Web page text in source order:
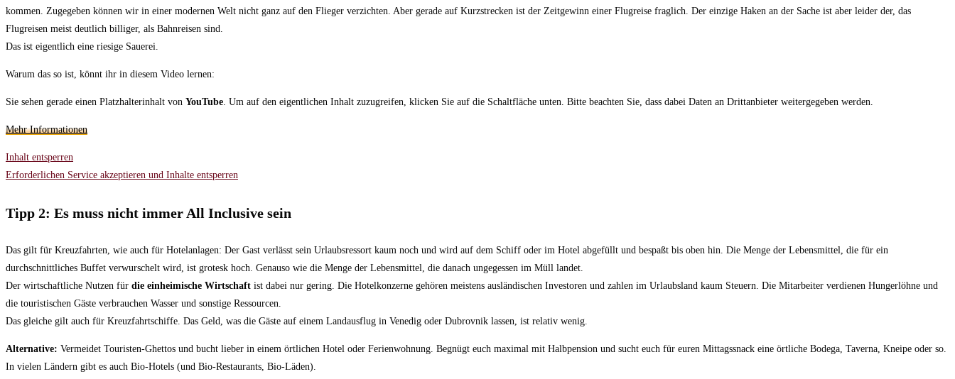
kommen. Zugegeben können wir in einer modernen Welt nicht ganz auf den Flieger verzichten. Aber gerade auf Kurzstrecken ist der Zeitgewinn einer Flugreise fraglich. Der einzige Haken an der Sache ist aber leider der, das
Flugreisen meist deutlich billiger, als Bahnreisen sind.
Das ist eigentlich eine riesige Sauerei.
Warum das so ist, könnt ihr in diesem Video lernen:
Sie sehen gerade einen Platzhalterinhalt von YouTube. Um auf den eigentlichen Inhalt zuzugreifen, klicken Sie auf die Schaltfläche unten. Bitte beachten Sie, dass dabei Daten an Drittanbieter weitergegeben werden.
Mehr Informationen
Inhalt entsperren
Erforderlichen Service akzeptieren und Inhalte entsperren
Tipp 2: Es muss nicht immer All Inclusive sein
Das gilt für Kreuzfahrten, wie auch für Hotelanlagen: Der Gast verlässt sein Urlaubsressort kaum noch und wird auf dem Schiff oder im Hotel abgefüllt und bespaßt bis oben hin. Die Menge der Lebensmittel, die für ein
durchschnittliches Buffet verwurschelt wird, ist grotesk hoch. Genauso wie die Menge der Lebensmittel, die danach ungegessen im Müll landet.
Der wirtschaftliche Nutzen für die einheimische Wirtschaft ist dabei nur gering. Die Hotelkonzerne gehören meistens ausländischen Investoren und zahlen im Urlaubsland kaum Steuern. Die Mitarbeiter verdienen Hungerlöhne und
die touristischen Gäste verbrauchen Wasser und sonstige Ressourcen.
Das gleiche gilt auch für Kreuzfahrtschiffe. Das Geld, was die Gäste auf einem Landausflug in Venedig oder Dubrovnik lassen, ist relativ wenig.
Alternative: Vermeidet Touristen-Ghettos und bucht lieber in einem örtlichen Hotel oder Ferienwohnung. Begnügt euch maximal mit Halbpension und sucht euch für euren Mittagssnack eine örtliche Bodega, Taverna, Kneipe oder so.
In vielen Ländern gibt es auch Bio-Hotels (und Bio-Restaurants, Bio-Läden).